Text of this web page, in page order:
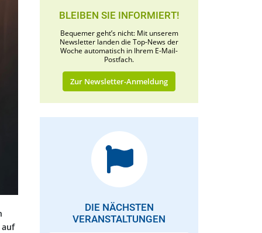
BLEIBEN SIE INFORMIERT!
Bequemer geht’s nicht: Mit unserem
Newsletter landen die Top-News der
Woche automatisch in Ihrem E-Mail-
Postfach.
Zur Newsletter-Anmeldung
DIE NÄCHSTEN
VERANSTALTUNGEN